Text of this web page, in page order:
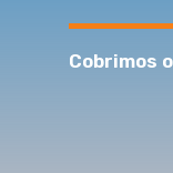
Cobrimos